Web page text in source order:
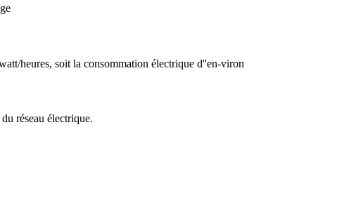
heures, soit la consommation électrique d''en-viron
réseau électrique.